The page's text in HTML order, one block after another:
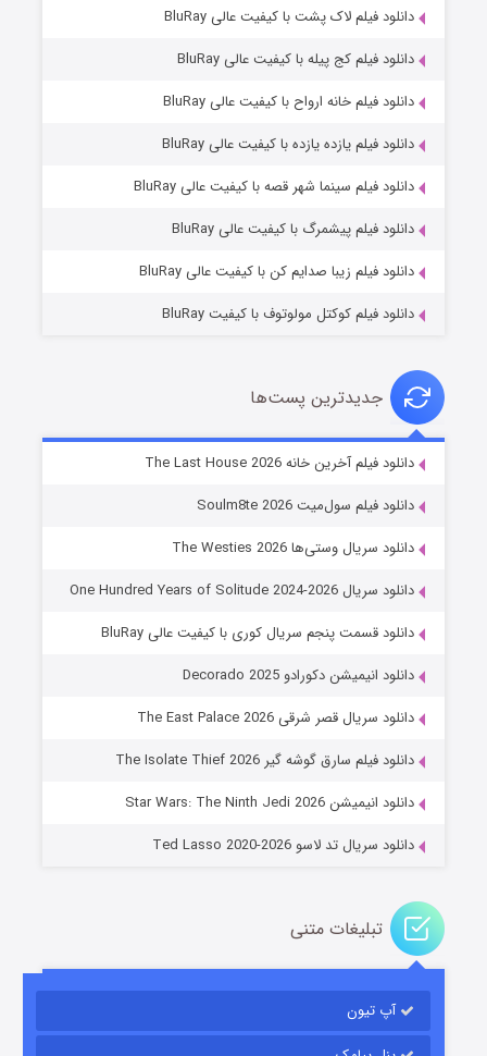
شوگر فصل ۲
خاندان اژدها فصل ۳
قسمت۶ (زیرنویس) منتشر شد
دانلود فیلم لاک پشت با کیفیت عالی BluRay
دانلود فیلم کج‌ پیله با کیفیت عالی BluRay
دانلود فیلم خانه ارواح با کیفیت عالی BluRay
دانلود فیلم یازده یازده با کیفیت عالی BluRay
دانلود فیلم سینما شهر قصه با کیفیت عالی BluRay
دانلود فیلم پیشمرگ با کیفیت عالی BluRay
دانلود فیلم زیبا صدایم کن با کیفیت عالی BluRay
دانلود فیلم کوکتل مولوتوف با کیفیت BluRay
جدیدترین پست‌ها
دانلود فیلم آخرین خانه The Last House 2026
دانلود فیلم سول‌میت Soulm8te 2026
دانلود سریال وستی‌ها The Westies 2026
دانلود سریال One Hundred Years of Solitude 2024-2026
دانلود قسمت پنجم سریال کوری با کیفیت عالی BluRay
دانلود انیمیشن دکورادو Decorado 2025
دانلود سریال قصر شرقی The East Palace 2026
دانلود فیلم سارق گوشه گیر The Isolate Thief 2026
دانلود انیمیشن Star Wars: The Ninth Jedi 2026
دانلود سریال تد لاسو Ted Lasso 2020-2026
تبلیغات متنی
آپ تیون